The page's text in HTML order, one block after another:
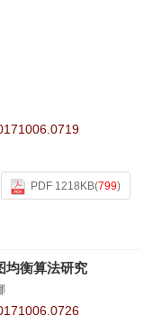
PDF 1218KB(799)
均衡算法研究